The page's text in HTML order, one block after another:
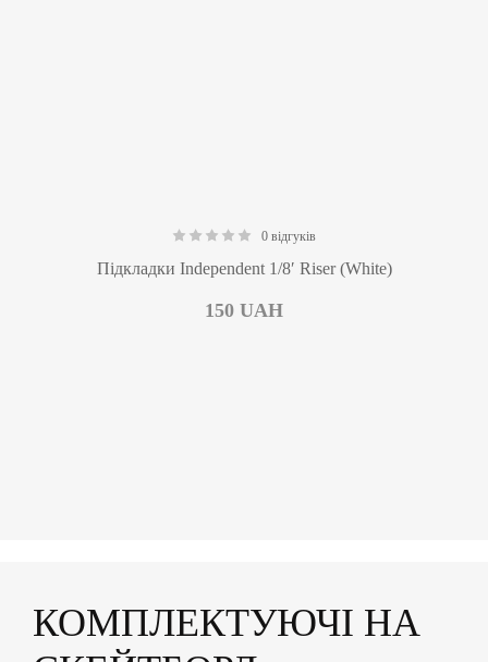
0 відгуків
Підкладки Independent 1/8′ Riser (White)
150 UAH
КОМПЛЕКТУЮЧІ НА